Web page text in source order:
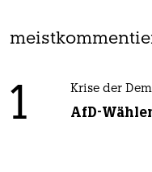
1 Krise der
AfD-